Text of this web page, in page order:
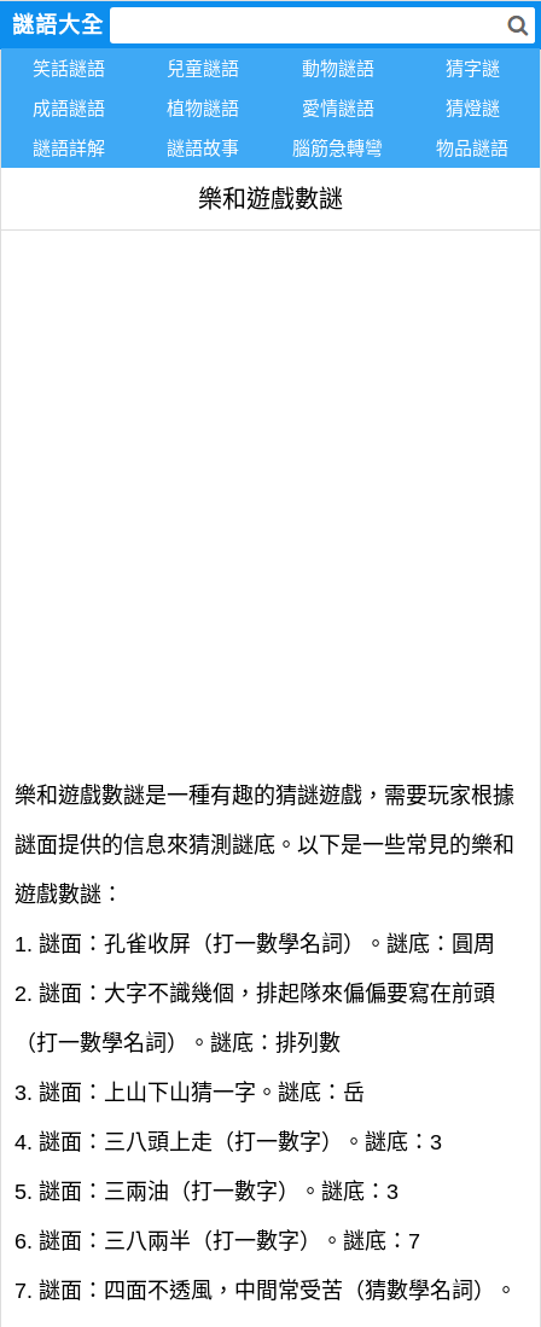
謎語大全
笑話謎語 兒童謎語 動物謎語
猜字謎
成語謎語
植物謎語 愛情謎語
猜燈謎
謎語詳解
謎語故事 腦筋急轉彎 物品謎語
樂和遊戲數謎
樂和遊戲數謎是一種有趣的猜謎遊戲，需要玩家根據
謎面提供的信息來猜測謎底。以下是一些常見的樂和
遊戲數謎：
1. 謎面：孔雀收屏（打一數學名詞）。謎底：圓周
2. 謎面：大字不識幾個，排起隊來偏偏要寫在前頭
（打一數學名詞）。謎底：排列數
3. 謎面：上山下山猜一字。謎底：岳
4. 謎面：三八頭上走（打一數字）。謎底：3
5. 謎面：三兩油（打一數字）。謎底：3
6. 謎面：三八兩半（打一數字）。謎底：7
7. 謎面：四面不透風，中間常受苦（猜數學名詞）。